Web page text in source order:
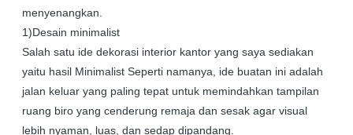
menyenangkan.
1)Desain minimalist
Salah satu ide dekorasi interior kantor yang saya sediakan
yaitu hasil Minimalist Seperti namanya, ide buatan ini adalah
jalan keluar yang paling tepat untuk memindahkan tampilan
ruang biro yang cenderung remaja dan sesak agar visual
lebih nyaman, luas, dan sedap dipandang.